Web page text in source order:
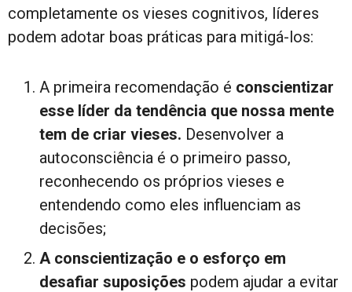
completamente os vieses cognitivos, líderes
podem adotar boas práticas para mitigá-los:
A primeira recomendação é conscientizar
esse líder da tendência que nossa mente
tem de criar vieses. Desenvolver a
autoconsciência é o primeiro passo,
reconhecendo os próprios vieses e
entendendo como eles influenciam as
decisões;
A conscientização e o esforço em
desafiar suposições podem ajudar a evitar